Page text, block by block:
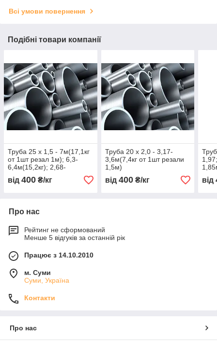
Всі умови повернення
Подібні товари компанії
Труба 25 х 1,5 - 7м(17,1кг
от 1шт резал 1м); 6,3-
6,4м(15,2кг); 2,68-
3,48м(6,5кг)
від 400 ₴/кг
Труба 20 х 2,0 - 3,17-
3,6м(7,4кг от 1шт резали
1,5м)
від 400₴/кг від
Про нас
Рейтинг не сформований
Менше 5 відгуків за останній рік
Працює з 14.10.2010
м. Суми
Суми, Україна
Контакти
Про нас